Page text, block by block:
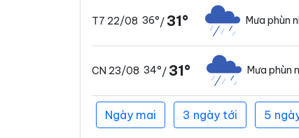
T7 22/08 36°/31° Mưa phùn
CN 23/08 34°/31° Mưa phùn
Ngày mai 3 ngày tới 5